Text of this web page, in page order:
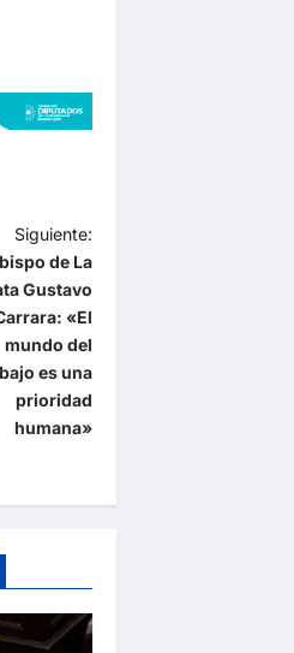
Siguiente:
de La
Gustavo
«El
mundo del
es una
prioridad
humana»